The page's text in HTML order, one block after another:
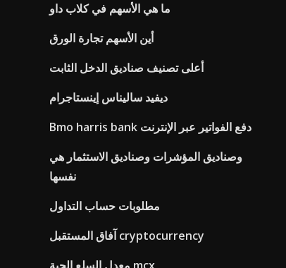
ما هي الأسهم في كلاب داو
أين الأسهم تجارة الورق
أعلى تصنيف صناديق الدخل الثابت
ديفيد ساليناس إينستاجرام
Bmo harris bank دفع الفواتير عبر الإنترنت
وصناديق المؤشرات وصناديق الاستثمار هي
نفسها
مطلوبات حساب التداول
آفاق المستقبل cryptocurrency